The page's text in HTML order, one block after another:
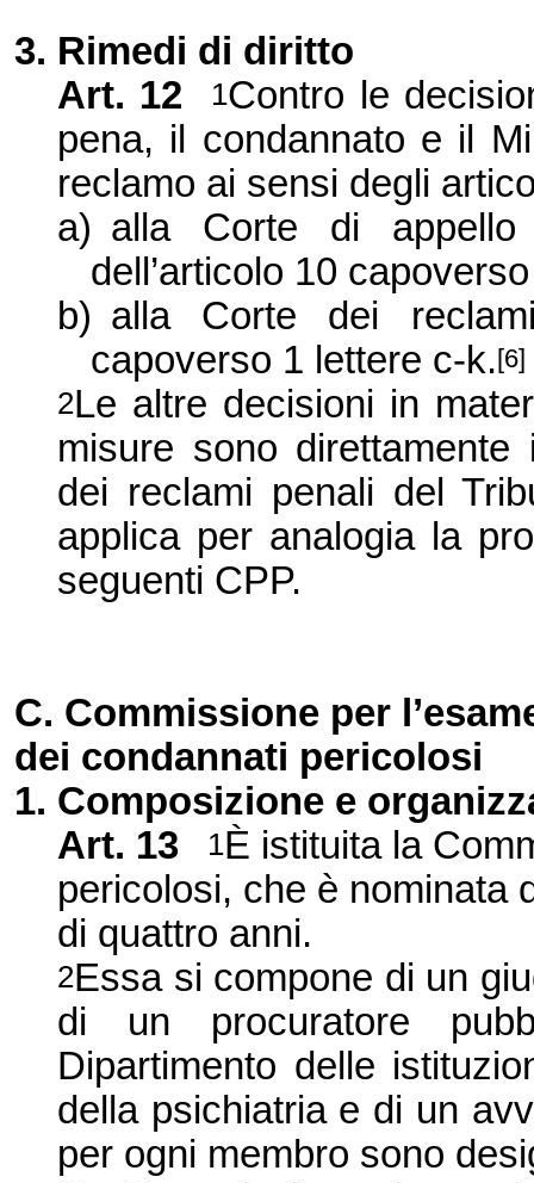
3. Rimedi di diritto
Art. 12
1Contro le
pena, il condannato e il
reclamo ai sensi degli
a) alla Corte di
dell’articolo 10
b) alla Corte dei
capoverso 1 lettere c-k.[6]
2Le altre decisioni in
misure sono
dei reclami penali del
applica per analogia la
seguenti CPP.
C. Commissione per
dei condannati pericolosi
1. Composizione e
Art. 13
1È istituita la
pericolosi, che è nominata
di quattro anni.
2Essa si compone di un
di un procuratore
Dipartimento delle
della psichiatria e di un
per ogni membro sono